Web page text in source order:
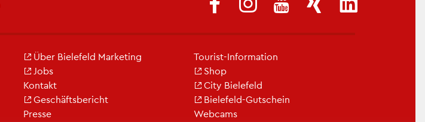
Über Bie­le­feld Mar­ke­ting
Jobs
Kon­takt
Ge­schäfts­be­richt
Pres­se
Tou­rist-In­for­ma­ti­on
Shop
City Bie­le­feld
Bie­le­feld-Gut­schein
Web­cams